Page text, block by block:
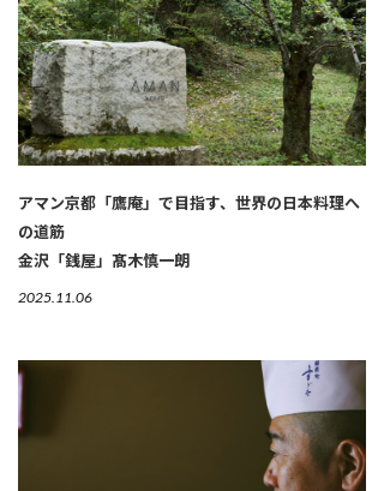
アマン京都「鷹庵」で目指す、世界の日本料理へ
の道筋
金沢「銭屋」髙木慎一朗
2025.11.06